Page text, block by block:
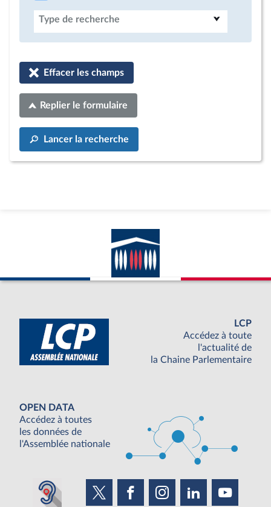
Type de recherche
Effacer les champs
Replier le formulaire
Lancer la recherche
LCP
Accédez à toute
l'actualité de
la Chaine Parlementaire
OPEN DATA
Accédez à toutes
les données de
l'Assemblée nationale